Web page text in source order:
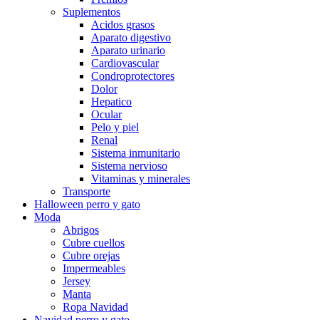
Suplementos
Acidos grasos
Aparato digestivo
Aparato urinario
Cardiovascular
Condroprotectores
Dolor
Hepatico
Ocular
Pelo y piel
Renal
Sistema inmunitario
Sistema nervioso
Vitaminas y minerales
Transporte
Halloween perro y gato
Moda
Abrigos
Cubre cuellos
Cubre orejas
Impermeables
Jersey
Manta
Ropa Navidad